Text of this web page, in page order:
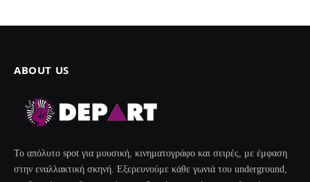
ABOUT US
Το απόλυτο spot για μουσική, κινηματογράφο και σειρές, με έμφαση
στην εναλλακτική σκηνή. Εξερευνούμε κάθε γωνιά του underground,